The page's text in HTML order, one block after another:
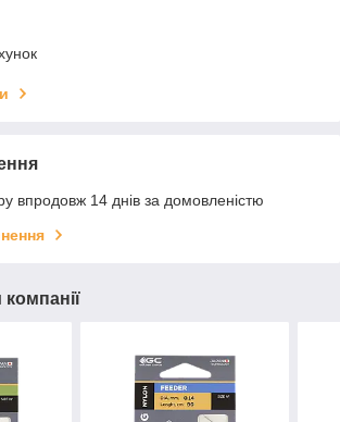
впродовж 14 днів за домовленістю
компанії